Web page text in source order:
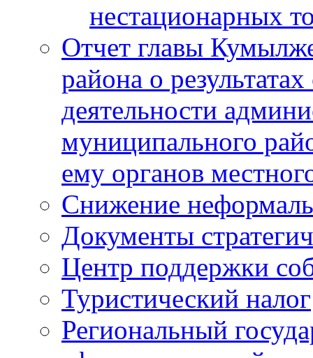
нестационарных
Отчет главы
района о
деятельности
муниципального
ему органов
Снижение
Документы
Центр поддержки
Туристический налог
Региональный